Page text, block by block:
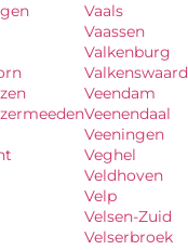
Vaals
Vaassen
Valkenburg
Valkenswaard
Veendam
Veenendaal
Veeningen
Veghel
Veldhoven
Velp
Velsen-Zuid
Velserbroek